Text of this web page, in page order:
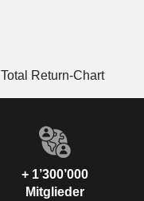
Total Return-Chart
+ 1’300’000
Mitglieder